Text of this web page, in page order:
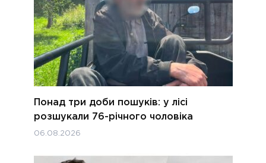
Понад три доби пошуків: у лісі
розшукали 76-річного чоловіка
06.08.2026